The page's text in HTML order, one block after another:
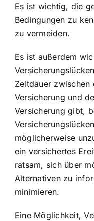
Es ist wichtig, die
Bedingungen zu
zu vermeiden.
Es ist außerdem
Zeitdauer zwischen
Versicherung und
Versicherung gibt,
möglicherweise
ein versichertes
ratsam, sich über
Alternativen zu
minimieren.
Eine Möglichkeit,